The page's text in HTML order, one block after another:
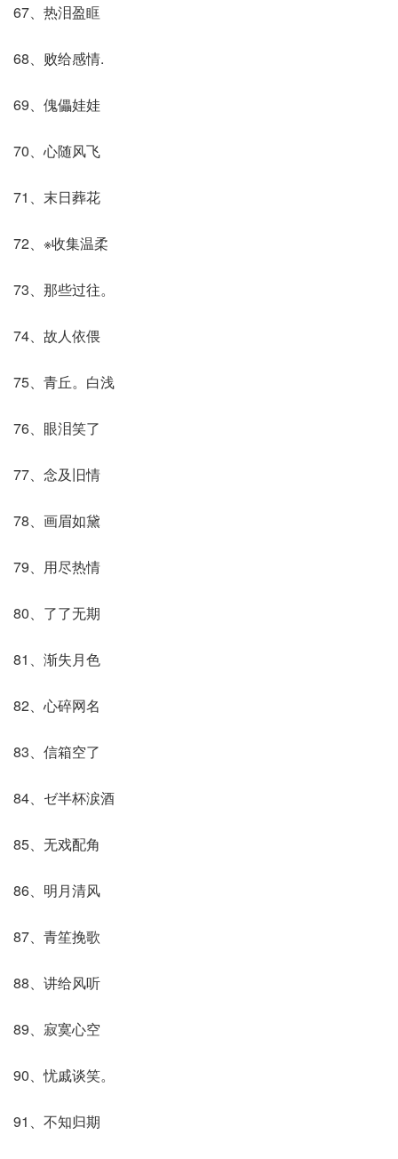
67、热泪盈眶
68、败给感情.
69、傀儡娃娃
70、心随风飞
71、末日葬花
72、※收集温柔
73、那些过往。
74、故人依偎
75、青丘。白浅
76、眼泪笑了
77、念及旧情
78、画眉如黛
79、用尽热情
80、了了无期
81、渐失月色
82、心碎网名
83、信箱空了
84、ゼ半杯涙酒
85、无戏配角
86、明月清风
87、青笙挽歌
88、讲给风听
89、寂寞心空
90、忧戚谈笑。
91、不知归期